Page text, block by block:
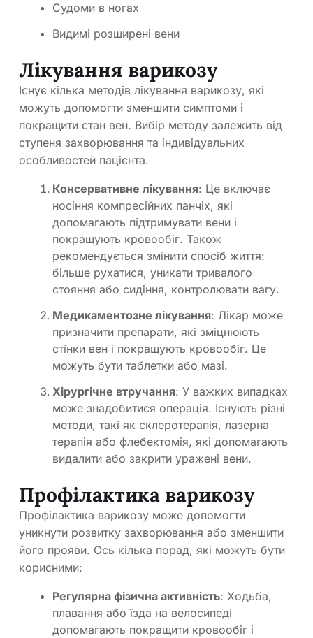
Судоми в ногах
Видимі розширені вени
Лікування варикозу
Існує кілька методів лікування варикозу, які
можуть допомогти зменшити симптоми і
покращити стан вен. Вибір методу залежить від
ступеня захворювання та індивідуальних
особливостей пацієнта.
Консервативне лікування: Це включає
носіння компресійних панчіх, які
допомагають підтримувати вени і
покращують кровообіг. Також
рекомендується змінити спосіб життя:
більше рухатися, уникати тривалого
стояння або сидіння, контролювати вагу.
Медикаментозне лікування: Лікар може
призначити препарати, які зміцнюють
стінки вен і покращують кровообіг. Це
можуть бути таблетки або мазі.
Хірургічне втручання: У важких випадках
може знадобитися операція. Існують різні
методи, такі як склеротерапія, лазерна
терапія або флебектомія, які допомагають
видалити або закрити уражені вени.
Профілактика варикозу
Профілактика варикозу може допомогти
уникнути розвитку захворювання або зменшити
його прояви. Ось кілька порад, які можуть бути
корисними:
Регулярна фізична активність: Ходьба,
плавання або їзда на велосипеді
допомагають покращити кровообіг і